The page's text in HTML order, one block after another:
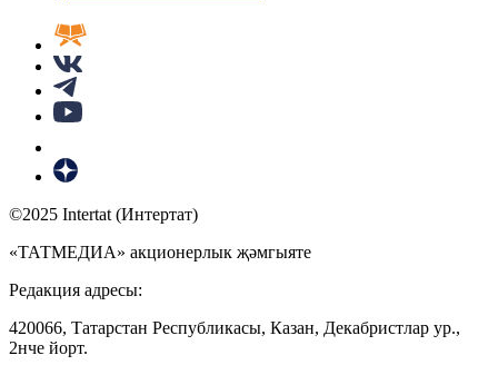
©2025 Intertat (Интертат)
«ТАТМЕДИА» акционерлык җәмгыяте
Редакция адресы:
420066, Татарстан Республикасы, Казан, Декабристлар ур.,
2нче йорт.